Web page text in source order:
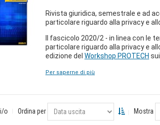
Rivista giuridica, semestrale e ad
particolare riguardo alla privacy e
Il fascicolo 2020/2 - in linea con le
particolare riguardo alla privacy e
edizione del Workshop PROTECH
Per saperne di più
o Ordina per Mostra